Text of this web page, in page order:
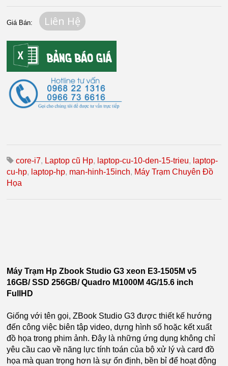
Giá Bán: Liên Hệ
core-i7, Laptop cũ Hp, laptop-cu-10-den-15-trieu, laptop-
cu-hp, laptop-hp, man-hinh-15inch, Máy Trạm Chuyên Đồ
Họa
Máy Trạm Hp Zbook Studio G3 xeon E3-1505M v5
16GB/ SSD 256GB/ Quadro M1000M 4G/15.6 inch
FullHD
Giống với tên gọi, ZBook Studio G3 được thiết kế hướng
đến công việc biên tập video, dựng hình số hoặc kết xuất
đồ họa trong phim ảnh. Đây là những ứng dụng không chỉ
yêu cầu cao về năng lực tính toán của bộ xử lý và card đồ
họa mà quan trọng hơn là sự ổn định, bền bỉ để hoạt động